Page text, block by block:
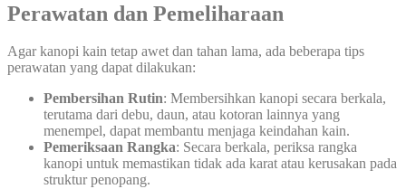
Perawatan dan Pemeliharaan
Agar kanopi kain tetap awet dan tahan lama, ada beberapa tips
perawatan yang dapat dilakukan:
Pembersihan Rutin: Membersihkan kanopi secara berkala,
terutama dari debu, daun, atau kotoran lainnya yang
menempel, dapat membantu menjaga keindahan kain.
Pemeriksaan Rangka: Secara berkala, periksa rangka
kanopi untuk memastikan tidak ada karat atau kerusakan pada
struktur penopang.